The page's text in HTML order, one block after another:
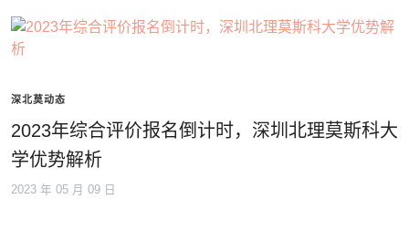
深北莫动态
2023年综合评价报名倒计时，深圳北理莫斯科大
学优势解析
2023 年 05 月 09 日